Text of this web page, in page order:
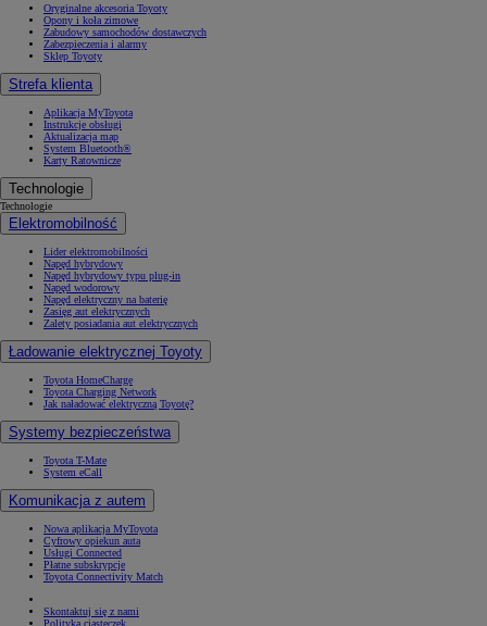
Oryginalne akcesoria Toyoty
Opony i koła zimowe
Zabudowy samochodów dostawczych
Zabezpieczenia i alarmy
Sklep Toyoty
Strefa klienta
Aplikacja MyToyota
Instrukcje obsługi
Aktualizacja map
System Bluetooth®
Karty Ratownicze
Technologie
Technologie
Elektromobilność
Lider elektromobilności
Napęd hybrydowy
Napęd hybrydowy typu plug-in
Napęd wodorowy
Napęd elektryczny na baterię
Zasięg aut elektrycznych
Zalety posiadania aut elektrycznych
Ładowanie elektrycznej Toyoty
Toyota HomeCharge
Toyota Charging Network
Jak naładować elektryczną Toyotę?
Systemy bezpieczeństwa
Toyota T-Mate
System eCall
Komunikacja z autem
Nowa aplikacja MyToyota
Cyfrowy opiekun auta
Usługi Connected
Płatne subskrypcje
Toyota Connectivity Match
Skontaktuj się z nami
Polityka ciasteczek